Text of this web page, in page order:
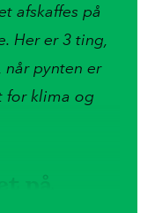
afskaffes på
Her er 3 ting,
pynten er
for klima og
på